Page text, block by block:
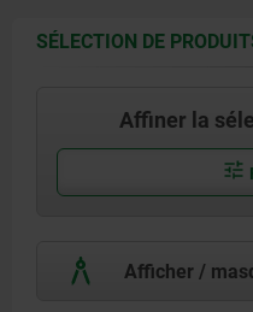
SÉLECTION DE
Affiner la
Afficher /